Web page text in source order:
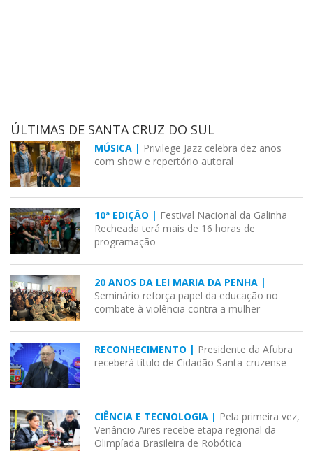
ÚLTIMAS DE SANTA CRUZ DO SUL
MÚSICA | Privilege Jazz celebra dez anos
com show e repertório autoral
10ª EDIÇÃO | Festival Nacional da Galinha
Recheada terá mais de 16 horas de
programação
20 ANOS DA LEI MARIA DA PENHA |
Seminário reforça papel da educação no
combate à violência contra a mulher
RECONHECIMENTO | Presidente da Afubra
receberá título de Cidadão Santa-cruzense
CIÊNCIA E TECNOLOGIA | Pela primeira vez,
Venâncio Aires recebe etapa regional da
Olimpíada Brasileira de Robótica